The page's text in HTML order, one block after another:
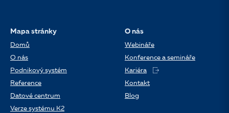
Mapa stránky
Domů
O nás
Podnikový systém
Reference
Datové centrum
Verze systému K2
O nás
Webináře
Konference a semináře
Kariéra
Kontakt
Blog